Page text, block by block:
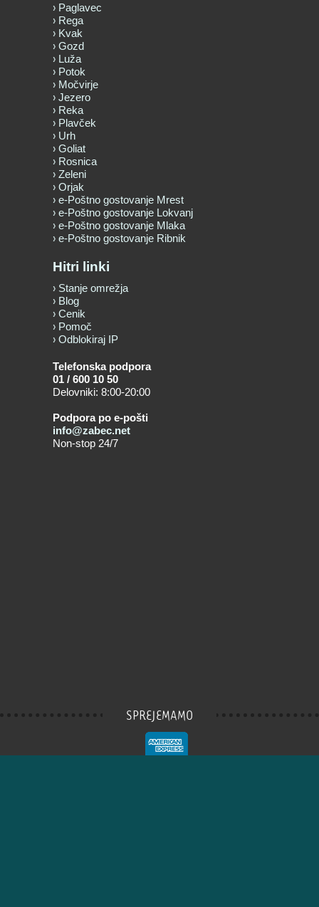
Paglavec
Rega
Kvak
Gozd
Luža
Potok
Močvirje
Jezero
Reka
Plavček
Urh
Goliat
Rosnica
Zeleni
Orjak
e-Poštno gostovanje Mrest
e-Poštno gostovanje Lokvanj
e-Poštno gostovanje Mlaka
e-Poštno gostovanje Ribnik
Hitri linki
Stanje omrežja
Blog
Cenik
Pomoč
Odblokiraj IP
Telefonska podpora
01 / 600 10 50
Delovniki: 8:00-20:00
Podpora po e-pošti
info@zabec.net
Non-stop 24/7
SPREJEMAMO